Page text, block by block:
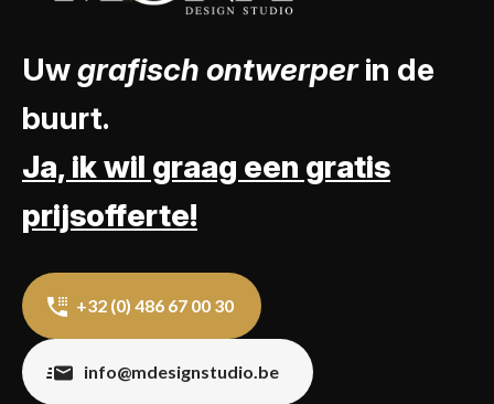
Uwgrafisch ontwerperin de
buurt.
Ja, ik wil graag een gratis
prijsofferte!
+32 (0) 486 67 00 30
info@mdesignstudio.be